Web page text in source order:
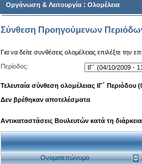
Οργάνωση & Λειτουργία : Ολομέλεια
Σύνθεση Προηγούμενων
Για να δείτε συνθέσεις ολομέλειας επιλέξτε την
Περίοδος:
Τελευταία σύνθεση ολομέλειας ΙΓ΄ Περιόδου
Δεν βρέθηκαν αποτελέσματα
Αντικαταστάσεις Βουλευτών κατά τη
Ονοματεπώνυμο